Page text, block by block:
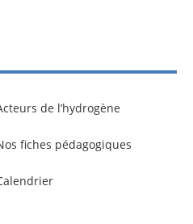
de l’hydrogène
fiches pédagogiques